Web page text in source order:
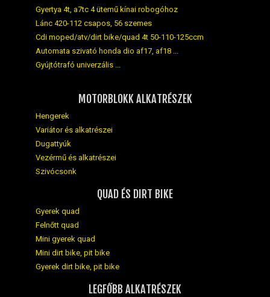
Gyertya 4t, a7tc 4 ütemű kínai robogóhoz
Lánc 420-112 csapos, 56 szemes
Cdi moped/atv/dirt bike/quad 4t 50-110-125ccm
Automata szivató honda dio af17, af18 ...
Gyújtótrafó univerzális ...
MOTORBLOKK ALKATRÉSZEK
Hengerek
Variátor és alkatrészei
Dugattyúk
Vezérmű és alkatrészei
Szivócsonk
QUAD ÉS DIRT BIKE
Gyerek quad
Felnőtt quad
Mini gyerek quad
Mini dirt bike, pit bike
Gyerek dirt bike, pit bike
LEGFŐBB ALKATRÉSZEK